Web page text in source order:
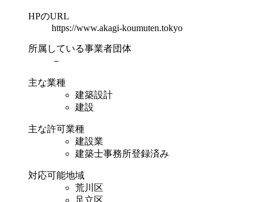
HPのURL
https://www.akagi-koumuten.tokyo
所属している事業者団体
－
主な業種
建築設計
建設
主な許可業種
建設業
建築士事務所登録済み
対応可能地域
荒川区
足立区